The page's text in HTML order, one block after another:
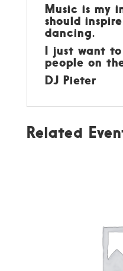
Music is my
should
dancing.
I just want to
people on
DJ Pieter
Related